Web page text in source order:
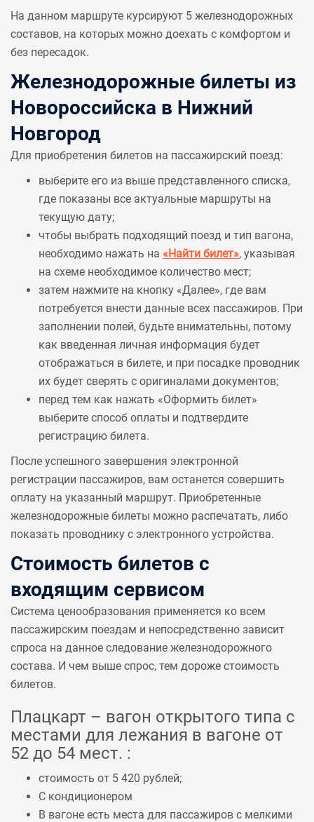
На данном маршруте курсируют 5 железнодорожных
составов, на которых можно доехать с комфортом и
без пересадок.
Железнодорожные билеты из
Новороссийска в Нижний
Новгород
Для приобретения билетов на пассажирский поезд:
выберите его из выше представленного списка,
где показаны все актуальные маршруты на
текущую дату;
чтобы выбрать подходящий поезд и тип вагона,
необходимо нажать на «Найти билет», указывая
на схеме необходимое количество мест;
затем нажмите на кнопку «Далее», где вам
потребуется внести данные всех пассажиров. При
заполнении полей, будьте внимательны, потому
как введенная личная информация будет
отображаться в билете, и при посадке проводник
их будет сверять с оригиналами документов;
перед тем как нажать «Оформить билет»
выберите способ оплаты и подтвердите
регистрацию билета.
После успешного завершения электронной
регистрации пассажиров, вам останется совершить
оплату на указанный маршрут. Приобретенные
железнодорожные билеты можно распечатать, либо
показать проводнику с электронного устройства.
Стоимость билетов с
входящим сервисом
Система ценообразования применяется ко всем
пассажирским поездам и непосредственно зависит
спроса на данное следование железнодорожного
состава. И чем выше спрос, тем дороже стоимость
билетов.
Плацкарт – вагон открытого типа с
местами для лежания в вагоне от
52 до 54 мест. :
стоимость от 5 420 рублей;
С кондиционером
В вагоне есть места для пассажиров с мелкими